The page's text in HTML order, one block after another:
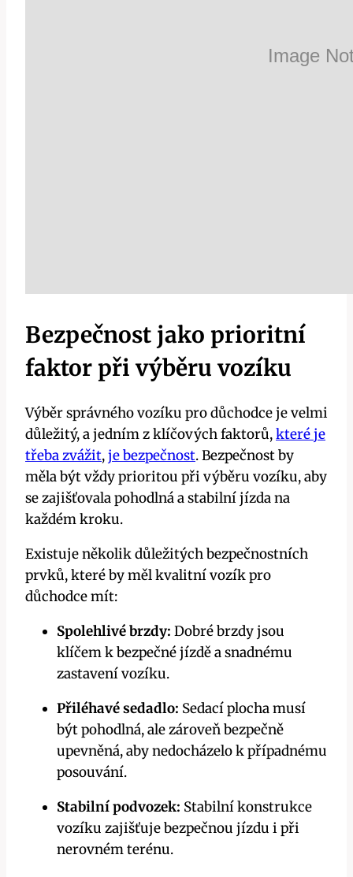
Bezpečnost jako prioritní
faktor při výběru vozíku
Výběr správného vozíku pro důchodce je velmi
důležitý, a jedním z klíčových faktorů,které je
třeba zvážit,je bezpečnost. Bezpečnost by
měla být vždy prioritou při výběru vozíku, aby
se zajišťovala pohodlná a stabilní jízda na
každém kroku.
Existuje několik důležitých bezpečnostních
prvků, které by měl kvalitní vozík pro
důchodce mít:
Spolehlivé brzdy: Dobré brzdy jsou
klíčem k bezpečné jízdě a snadnému
zastavení vozíku.
Přiléhavé sedadlo: Sedací plocha musí
být pohodlná, ale zároveň bezpečně
upevněná, aby nedocházelo k případnému
posouvání.
Stabilní podvozek: Stabilní konstrukce
vozíku zajišťuje bezpečnou jízdu i při
nerovném terénu.